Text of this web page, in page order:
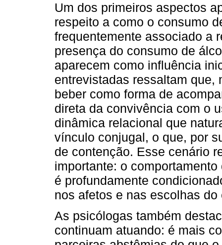
Um dos primeiros aspectos
respeito a como o consumo
frequentemente associado a
presença do consumo de
aparecem como influência
entrevistadas ressaltam que,
beber como forma de
direta da convivência com o
dinâmica relacional que
vínculo conjugal, o que, por
de contenção. Esse cenário
importante: o
é profundamente
nos afetos e nas escolhas do
As psicólogas também
continuam atuando: é mais